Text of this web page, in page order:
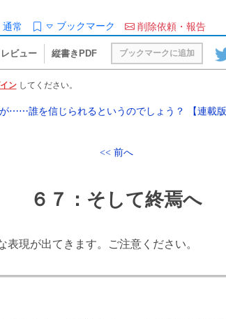
通常 ブックマーク 削除依頼・報告